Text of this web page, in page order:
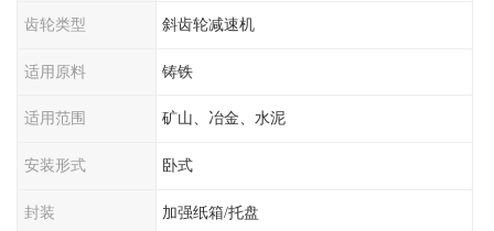
齿轮类型 斜齿轮减速机
适用原料 铸铁
适用范围 矿山、冶金、水泥
安装形式 卧式
封装 加强纸箱/托盘